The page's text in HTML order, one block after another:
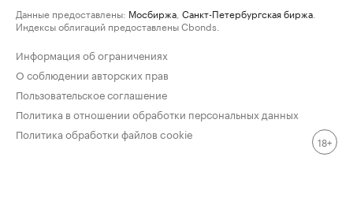
Данные предоставлены: Мосбиржа Санкт-Петербургская биржа
Индексы облигаций предоставлены Cbonds.
Информация об ограничениях
О соблюдении авторских прав
Пользовательское соглашение
Политика в отношении обработки персональных данных
Политика обработки файлов cookie
18+